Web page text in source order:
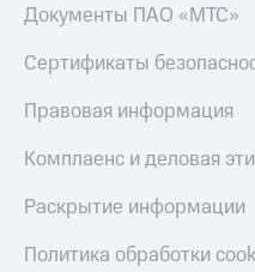
Документы ПАО «МТС»
Сертификаты
Правовая информация
Комплаенс и деловая
Раскрытие информации
Политика обработки